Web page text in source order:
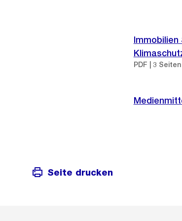
PDF | 3
Externer
Seite drucken